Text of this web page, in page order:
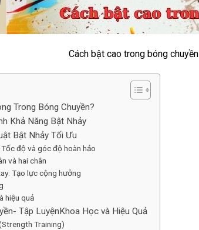
Cách bật cao trong bóng chuyền
Trong Bóng Chuyền?
Khả Năng Bật Nhảy
Bật Nhảy Tối Ưu
độ và góc độ hoàn hảo
và hai chân
Tạo lực cộng hưởng
hiệu quả
Tập LuyệnKhoa Học và Hiệu Quả
Training)